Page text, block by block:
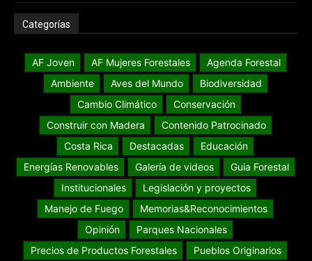
Categorías
AF Joven AF Mujeres Forestales
Agenda Forestal
Ambiente
Aves del Mundo
Biodiversidad
Cambio Climático
Conservación
Construir con Madera
Contenido Patrocinado
Costa Rica
Destacadas
Educación
Energías Renovables
Galería de videos
Guia Forestal
Institucionales
Legislación y proyectos
Manejo de Fuego
Memorias&Reconocimientos
Opinión
Parques Nacionales
Precios de Productos Forestales
Pueblos Originarios